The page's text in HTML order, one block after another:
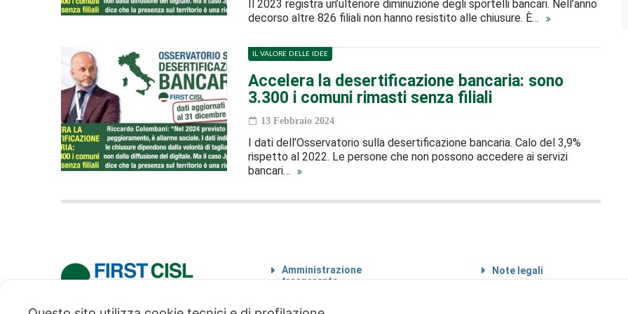
Il 2023 registra un’ulteriore diminuzione degli sportelli bancari. Nell’anno
decorso altre 826 filiali non hanno resistito alle chiusure. È…
IL VALORE DELLE IDEE
Accelera la desertificazione bancaria: sono
3.300 i comuni rimasti senza filiali
13 Febbraio 2024
I dati dell’Osservatorio sulla desertificazione bancaria. Calo del 3,9%
rispetto al 2022. Le persone che non possono accedere ai servizi
bancari…
Amministrazione
trasparente
Note legali